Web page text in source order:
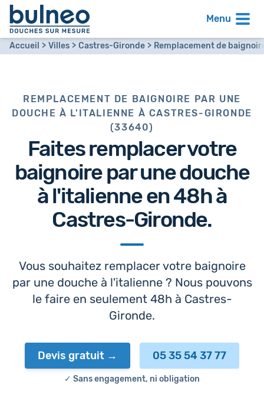
Menu
Accueil Villes Castres-Gironde Remplacement de
REMPLACEMENT DE BAIGNOIRE PAR UNE
DOUCHE À L'ITALIENNE À CASTRES-GIRONDE
(33640)
Faites remplacer votre
baignoire parune douche
à l'italienne en 48hà
Castres-Gironde.
Vous souhaitez remplacer votre baignoire
par une douche à l'italienne ? Nous pouvons
le faire en seulement 48h à Castres-
Gironde.
Devis gratuit 05 35 54 37 77
✓ Sans engagement, ni obligation